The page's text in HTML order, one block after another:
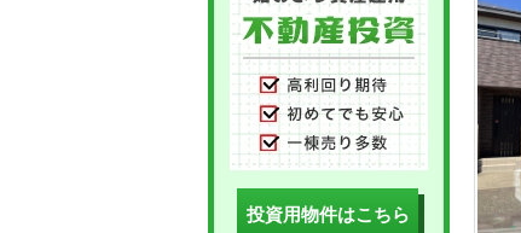
投資用物件はこちら